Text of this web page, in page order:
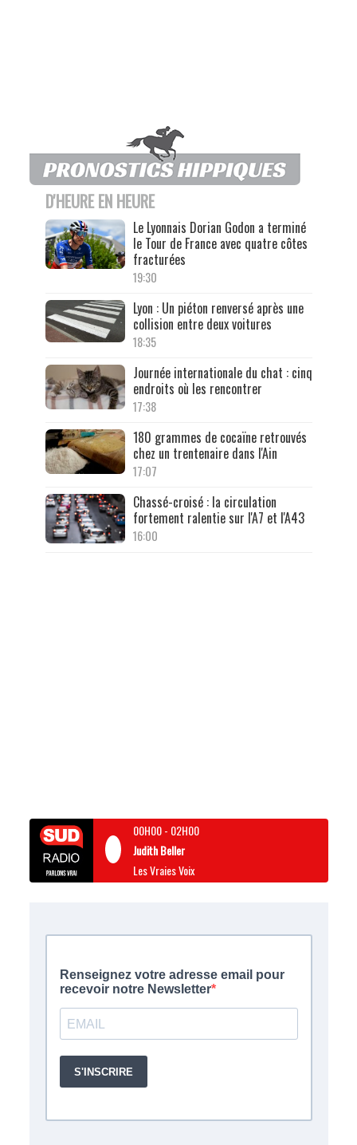
D'HEURE EN HEURE
Le Lyonnais Dorian Godon a terminé
le Tour de France avec quatre côtes
fracturées
19:30
Lyon : Un piéton renversé après une
collision entre deux voitures
18:35
Journée internationale du chat : cinq
endroits où les rencontrer
17:38
180 grammes de cocaïne retrouvés
chez un trentenaire dans l'Ain
17:07
Chassé-croisé : la circulation
fortement ralentie sur l'A7 et l'A43
16:00
00H00- 02H00
Judith Beller
Les Vraies Voix